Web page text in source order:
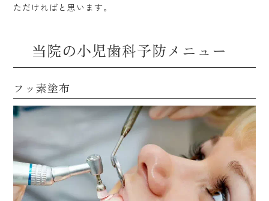
ただければと思います。
当院の小児歯科予防メニュー
フッ素塗布